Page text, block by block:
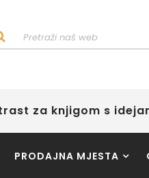
za knjigom s
PRODAJNA MJESTA